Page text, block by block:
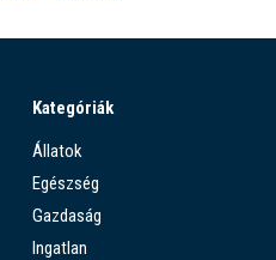
Kategóriák
Állatok
Egészség
Gazdaság
Ingatlan